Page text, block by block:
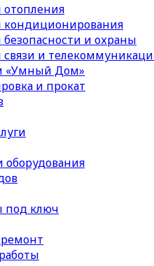
отопления
кондиционирования
безопасности и охраны
связи и
«Умный Дом»
и прокат
оборудования
под ключ